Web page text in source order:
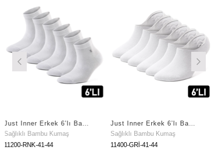
Just Inner Erkek 6’lı Bambu Çorap Yazlık Patik Esnek ve Konforlu (11200)
Bambu Kumaş
41-44
Just Inner Erkek 6’lı Bambu Çorap Babet Premium Ayak Sağlığı (11400)
Sağlıklı Bambu Kumaş
11400-GRİ-41-44